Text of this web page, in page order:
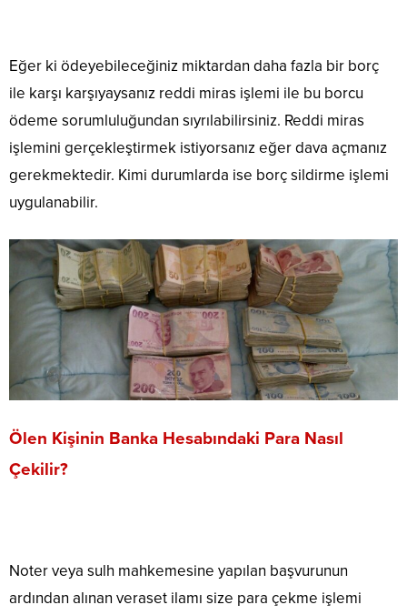
Eğer ki ödeyebileceğiniz miktardan daha fazla bir borç
ile karşı karşıyaysanız reddi miras işlemi ile bu borcu
ödeme sorumluluğundan sıyrılabilirsiniz. Reddi miras
işlemini gerçekleştirmek istiyorsanız eğer dava açmanız
gerekmektedir. Kimi durumlarda ise borç sildirme işlemi
uygulanabilir.
Ölen Kişinin Banka Hesabındaki Para Nasıl
Çekilir?
Noter veya sulh mahkemesine yapılan başvurunun
ardından alınan veraset ilamı size para çekme işlemi